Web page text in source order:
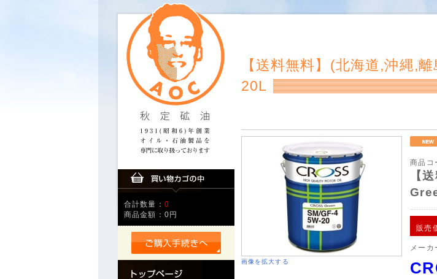
合計数量： 0
商品金額： 0円
【送料無料】(北海道,沖
20L
画像を拡大する
商品コ
【
販売
メーカ